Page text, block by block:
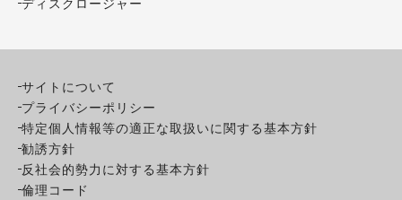
サイトについて
プライバシーポリシー
特定個人情報等の適正な取扱いに関する基本方針
勧誘方針
反社会的勢力に対する基本方針
倫理コード